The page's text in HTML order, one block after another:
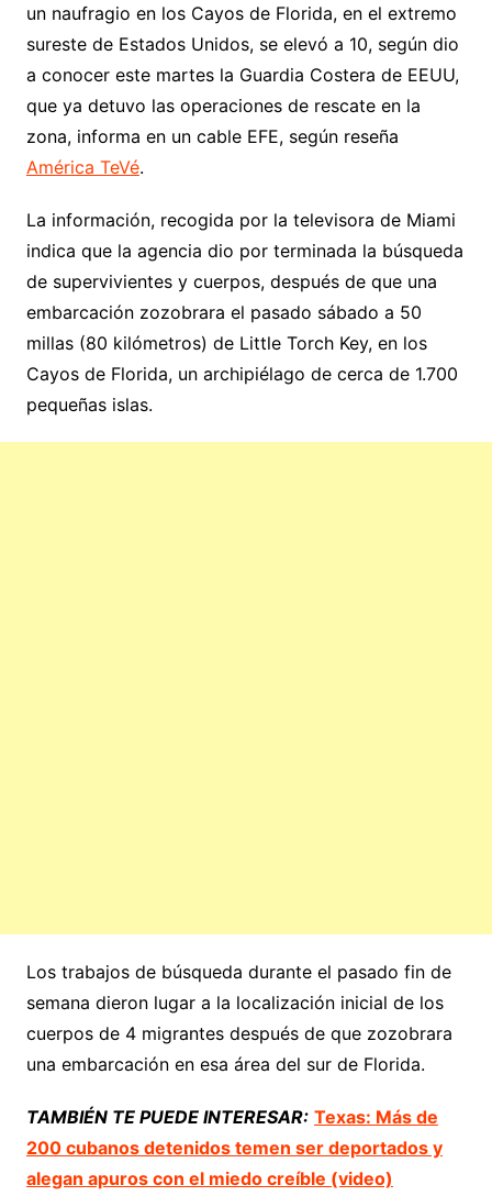
un naufragio en los Cayos de Florida, en el extremo
sureste de Estados Unidos, se elevó a 10, según dio
a conocer este martes la Guardia Costera de EEUU,
que ya detuvo las operaciones de rescate en la
zona, informa en un cable EFE, según reseña
América TeVé.
La información, recogida por la televisora de Miami
indica que la agencia dio por terminada la búsqueda
de supervivientes y cuerpos, después de que una
embarcación zozobrara el pasado sábado a 50
millas (80 kilómetros) de Little Torch Key, en los
Cayos de Florida, un archipiélago de cerca de 1.700
pequeñas islas.
Los trabajos de búsqueda durante el pasado fin de
semana dieron lugar a la localización inicial de los
cuerpos de 4 migrantes después de que zozobrara
una embarcación en esa área del sur de Florida.
TAMBIÉN TE PUEDE INTERESAR: Texas: Más de
200 cubanos detenidos temen ser deportados y
alegan apuros con el miedo creíble (video)